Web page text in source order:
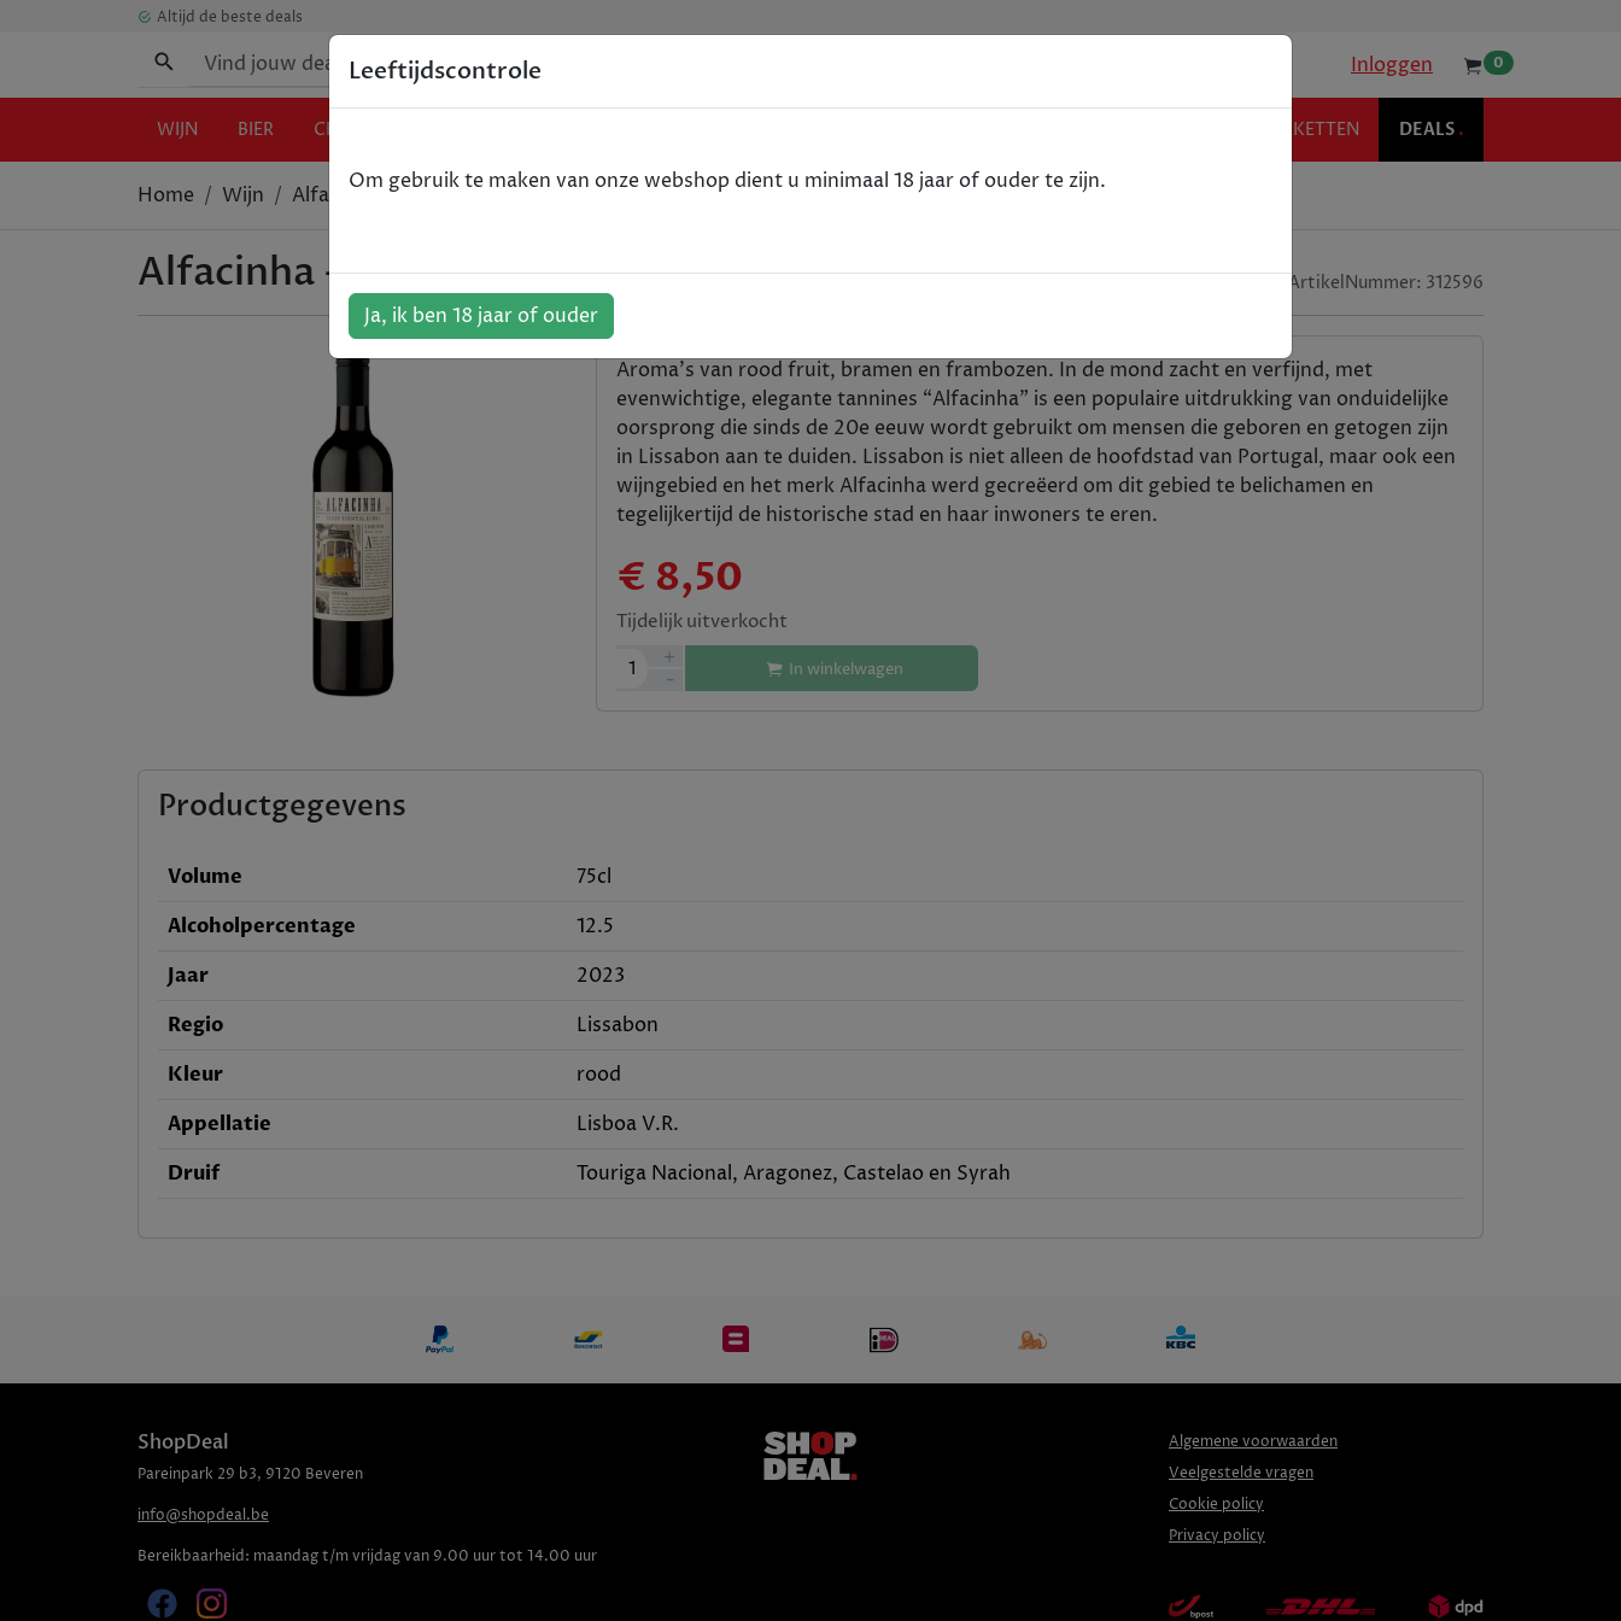
Altijd de beste deals
Inloggen 0
WIJN BIER CHAMPAGNE RELATIEPAKKETTEN DEALS .
Home Wijn Alfacinha - Tinto - Lisboa V.R. - rood - 2023 - 75cl
Alfacinha - Tinto - Lisboa V.R. - rood - 2023 - 75cl ArtikelNummer: 312596
Aroma's van rood fruit, bramen en frambozen. In de mond zacht en verfijnd, met
evenwichtige, elegante tannines “Alfacinha” is een populaire uitdrukking van onduidelijke
oorsprong die sinds de 20e eeuw wordt gebruikt om mensen die geboren en getogen zijn
in Lissabon aan te duiden. Lissabon is niet alleen de hoofdstad van Portugal, maar ook een
wijngebied en het merk Alfacinha werd gecreëerd om dit gebied te belichamen en
tegelijkertijd de historische stad en haar inwoners te eren.
€ 8,50
Tijdelijk uitverkocht
1
+
-
In winkelwagen
Productgegevens
Volume
75cl
Alcoholpercentage
12.5
Jaar
2023
Regio
Lissabon
Kleur
rood
Appellatie
Lisboa V.R.
Druif
Touriga Nacional, Aragonez, Castelao en Syrah
ShopDeal
Pareinpark 29 b3, 9120 Beveren
info@shopdeal.be
Bereikbaarheid: maandag t/m vrijdag van 9.00 uur tot 14.00 uur
Algemene voorwaarden
Veelgestelde vragen
Cookie policy
Privacy policy
Leeftijdscontrole
Om gebruik te maken van onze webshop dient u minimaal 18 jaar of ouder te zijn.
Ja, ik ben 18 jaar of ouder